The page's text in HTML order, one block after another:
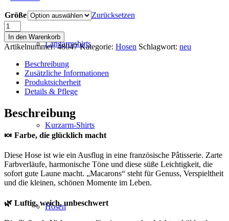
Langarmshirts
Kurzarm-Shirts
Hosen
Größe
Zurücksetzen
LENZING™
ECOVERO™
Viskose
Hose
"Macarons"
Menge
In den Warenkorb
Artikelnummer:48047 Kategorie: Hosen Schlagwort: neu
Beschreibung
Zusätzliche Informationen
Produktsicherheit
Details & Pflege
Beschreibung
🍬 Farbe, die glücklich macht
Diese Hose ist wie ein Ausflug in eine französische Pâtisserie. Zarte
Farbverläufe, harmonische Töne und diese süße Leichtigkeit, die
sofort gute Laune macht. „Macarons“ steht für Genuss, Verspieltheit
und die kleinen, schönen Momente im Leben.
🌿 Luftig, weich, unbeschwert